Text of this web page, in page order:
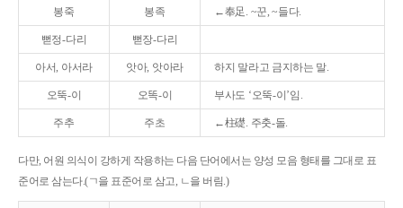
봉죽 봉족 ←奉足. ~꾼, ~들다.
뻗정-다리 뻗장-다리
아서, 아서라 앗아, 앗아라 하지 말라고 금지하는 말.
오뚝-이 오똑-이 부사도 ‘오뚝-이’임.
주추 주초 ←柱礎. 주춧-돌.
다만, 어원 의식이 강하게 작용하는 다음 단어에서는 양성 모음 형태를 그대로 표
준어로 삼는다.(ㄱ을 표준어로 삼고, ㄴ을 버림.)